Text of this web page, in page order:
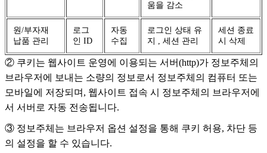
움을 감소
원/부자재
납품 관리
로그
인 ID
자동
수집
로그인 상태 유
지 , 세션 관리
세션 종료
시 삭제
② 쿠키는 웹사이트 운영에 이용되는 서버(http)가 정보주체의
브라우저에 보내는 소량의 정보로서 정보주체의 컴퓨터 또는
모바일에 저장되며, 웹사이트 접속 시 정보주체의 브라우저에
서 서버로 자동 전송됩니다.
③ 정보주체는 브라우저 옵션 설정을 통해 쿠키 허용, 차단 등
의 설정을 할 수 있습니다.